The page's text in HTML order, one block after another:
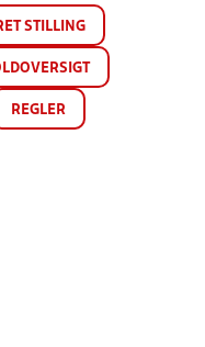
STILLING
REGLER